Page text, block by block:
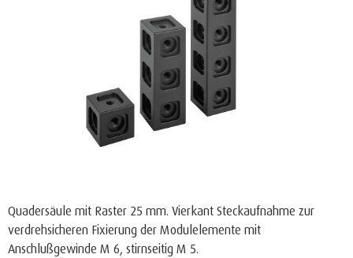
Quadersäule mit Raster 25 mm. Vierkant Steckaufnahme zur
verdrehsicheren Fixierung der Modulelemente mit
Anschlußgewinde M 6, stirnseitig M 5.